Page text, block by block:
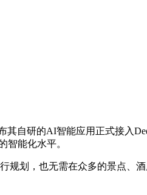
自研的AI智能应用正式接入
智能化水平。
划，也无需在众多的景点、